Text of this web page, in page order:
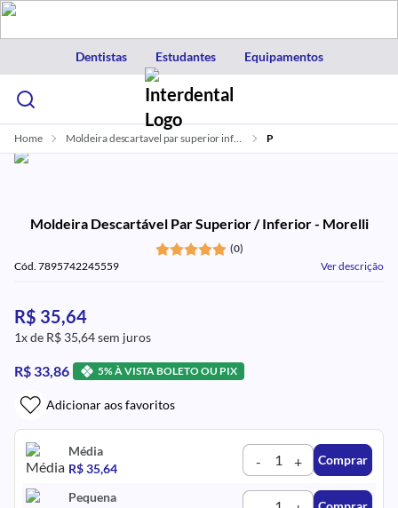
Dentistas Estudantes Equipamentos
Home Moldeira descartavel par superior inferior morelli P
Moldeira Descartável Par Superior / Inferior - Morelli
(0)
Cód. 7895742245559
Ver descrição
R$ 35,64
1x de R$ 35,64 sem juros
R$ 33,86 5% À VISTA BOLETO OU PIX
Adicionar aos favoritos
Média
R$ 35,64
- + Comprar
Pequena